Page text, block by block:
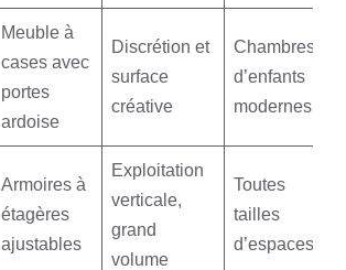
Meuble à
cases avec
portes
ardoise
Discrétion et
surface
créative
Chambres
d’enfants
modernes
Armoires à
étagères
ajustables
Exploitation
verticale,
grand
volume
Toutes
tailles
d’espaces